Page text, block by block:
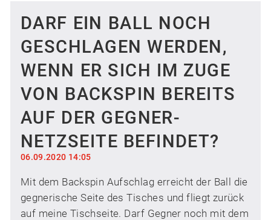
DARF EIN BALL NOCH
GESCHLAGEN WERDEN,
WENN ER SICH IM ZUGE
VON BACKSPIN BEREITS
AUF DER GEGNER-
NETZSEITE BEFINDET?
06.09.2020 14:05
Mit dem Backspin Aufschlag erreicht der Ball die
gegnerische Seite des Tisches und fliegt zurück
auf meine Tischseite. Darf Gegner noch mit dem